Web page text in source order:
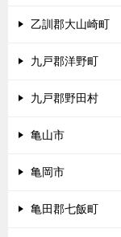
乙訓郡大山崎町
九戸郡洋野町
九戸郡野田村
亀山市
亀岡市
亀田郡七飯町